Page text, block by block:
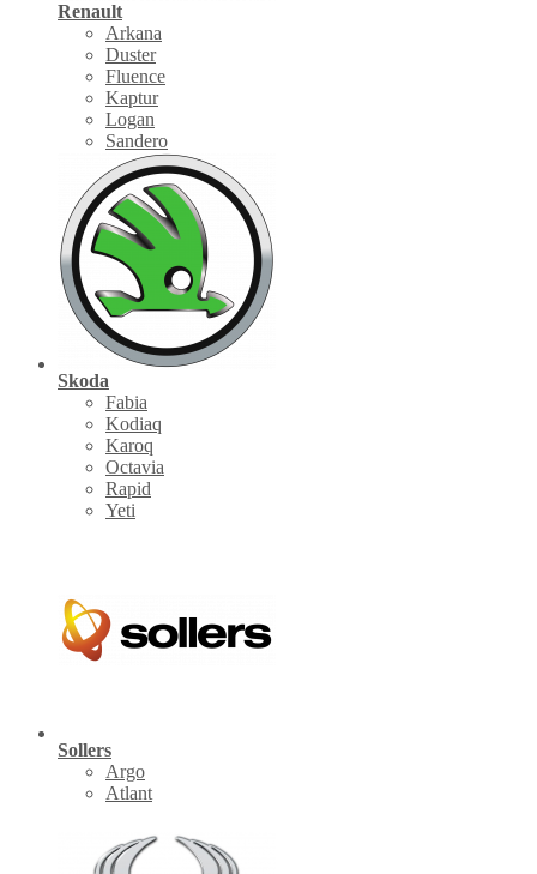
Renault
Arkana
Duster
Fluence
Kaptur
Logan
Sandero
Skoda
Fabia
Kodiaq
Karoq
Octavia
Rapid
Yeti
Sollers
Argo
Atlant